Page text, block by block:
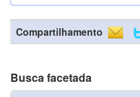
Compartilhamento
Busca facetada